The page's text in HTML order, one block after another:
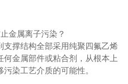
金属离子污染？
支撑结构全部采用纯聚四氟乙烯
金属部件或粘合剂，从根本上
染工艺介质的可能性。